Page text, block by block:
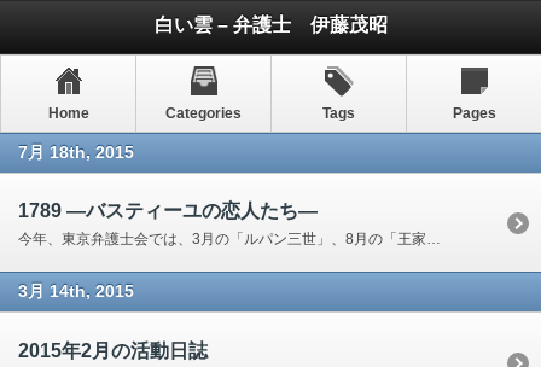
白い雲 – 弁護士 伊藤茂昭
Home Categories Tags Pages
7月 18th, 2015
1789 ―バスティーユの恋人たち―
今年、東京弁護士会では、3月の「ルパン三世」、8月の「王家に捧ぐ歌」、 そして12月に「新源氏物語」の観劇を企画しているが、 ほかにもお勧めしたかった作品がある。 月組「1789 －バスティーユの恋人たち－」である。 今 […]
3月 14th, 2015
2015年2月の活動日誌